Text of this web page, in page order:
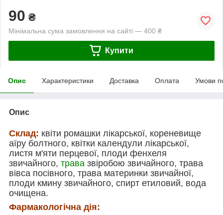
90 ₴
Мінімальна сума замовлення на сайті — 400 ₴
Купити
Опис Характеристики Доставка Оплата Умови
Опис
Склад: квіти ромашки лікарської, кореневище
аїру болтного, квітки календули лікарської,
листя м'яти перцевої, плоди фенхеля
звичайного, трава звіробою звичайного, трава
вівса посівного, трава материнки звичайної,
плоди кмину звичайного, спирт етиловий, вода
очищена.
Фармакологічна дія: